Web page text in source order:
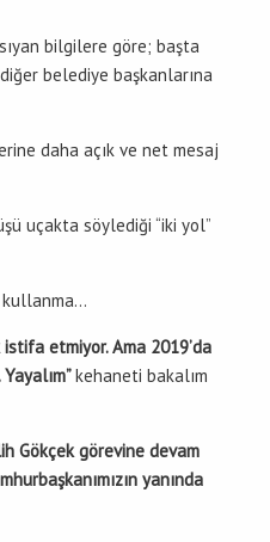
bilgilere göre; başta
belediye başkanlarına
daha açık ve net mesaj
uçakta söylediği “iki yol”
kullanma…
istifa etmiyor. Ama 2019’da
kehaneti bakalım
Gökçek görevine devam
yanında